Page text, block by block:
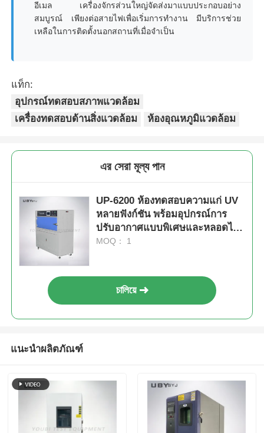
อีเมล เครื่องจักรส่วนใหญ่จัดส่งมาแบบประกอบอย่าง
สมบูรณ์ เพียงต่อสายไฟเพื่อเริ่มการทำงาน มีบริการช่วย
เหลือในการติดตั้งนอกสถานที่เมื่อจำเป็น
แท็ก:
อุปกรณ์ทดสอบสภาพแวดล้อม
เครื่องทดสอบด้านสิ่งแวดล้อม
ห้องอุณหภูมิแวดล้อม
এর সেরা মূল্য পান
UP-6200 ห้องทดสอบความแก่ UV
หลายฟังก์ชัน พร้อมอุปกรณ์การ
ปรับอากาศแบบพิเศษและหลอดไฟ
UV 8 หลอด
MOQ： 1
চালিয়ে
แนะนำผลิตภัณฑ์